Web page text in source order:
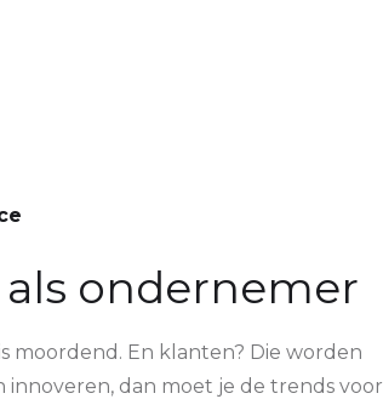
ondernemer
moordend. En klanten? Die worden
dan moet je de trends voor